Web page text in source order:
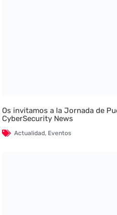
Os invitamos a la Jornada de
CyberSecurity News
Actualidad, Eventos